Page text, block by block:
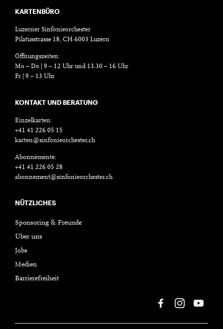
KARTENBÜRO
Luzerner Sinfonieorchester
Pilatusstrasse 18, CH-6003 Luzern
Öffnungszeiten:
Mo – Do | 9 – 12 Uhr und 13.30 – 16 Uhr
Fr | 9 – 13 Uhr
KONTAKT UND BERATUNG
Einzelkarten:
+41 41 226 05 15
karten@sinfonieorchester.ch
Abonnemente:
+41 41 226 05 28
abonnement@sinfonieorchester.ch
NÜTZLICHES
Sponsoring & Freunde
Über uns
Jobs
Medien
Barrierefreiheit